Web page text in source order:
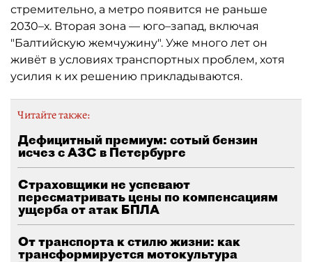
стремительно, а метро появится не раньше
2030–х. Вторая зона — юго–запад, включая
"Балтийскую жемчужину". Уже много лет он
живёт в условиях транспортных проблем, хотя
усилия к их решению прикладываются.
Читайте также:
Дефицитный премиум: сотый бензин
исчез с АЗС в Петербурге
Страховщики не успевают
пересматривать цены по компенсациям
ущерба от атак БПЛА
От транспорта к стилю жизни: как
трансформируется мотокультура